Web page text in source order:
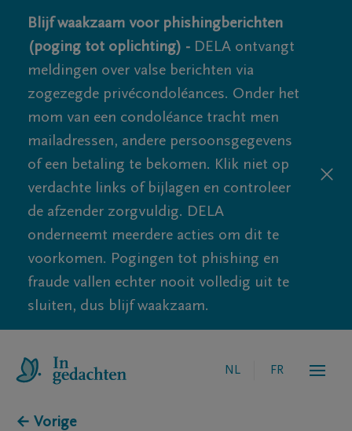
Blijf waakzaam voor phishingberichten
(poging tot oplichting) - DELA ontvangt
meldingen over valse berichten via
zogezegde privécondoléances. Onder het
mom van een condoléance tracht men
mailadressen, andere persoonsgegevens
of een betaling te bekomen. Klik niet op
verdachte links of bijlagen en controleer
de afzender zorgvuldig. DELA
onderneemt meerdere acties om dit te
voorkomen. Pogingen tot phishing en
fraude vallen echter nooit volledig uit te
sluiten, dus blijf waakzaam.
NL FR
← Vorige